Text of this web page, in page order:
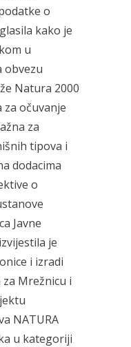
o
kako je
u
obvezu
Natura 2000
za očuvanje
za
tipova i
dodacima
o
Javne
je
i izradi
Mrežnicu i
NATURA
u kategoriji